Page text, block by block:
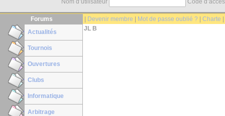
Nom d’utilisateur Code
Forums Devenir membre Mot de passe oublié ? Charte
Actualités
Tournois
Ouvertures
Clubs
Informatique
Arbitrage
JL B